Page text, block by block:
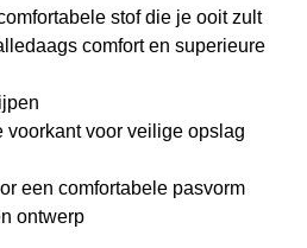
stof die je ooit zult
comfort en superieure
voorkant voor veilige opslag
een comfortabele pasvorm
ontwerp